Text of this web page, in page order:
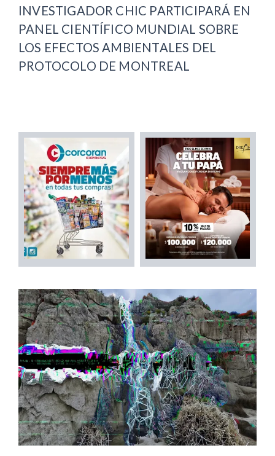
INVESTIGADOR CHIC PARTICIPARÁ EN
PANEL CIENTÍFICO MUNDIAL SOBRE
LOS EFECTOS AMBIENTALES DEL
PROTOCOLO DE MONTREAL